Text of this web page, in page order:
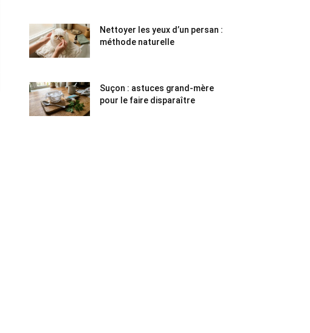
Nettoyer les yeux d’un persan :
méthode naturelle
Suçon : astuces grand-mère
pour le faire disparaître